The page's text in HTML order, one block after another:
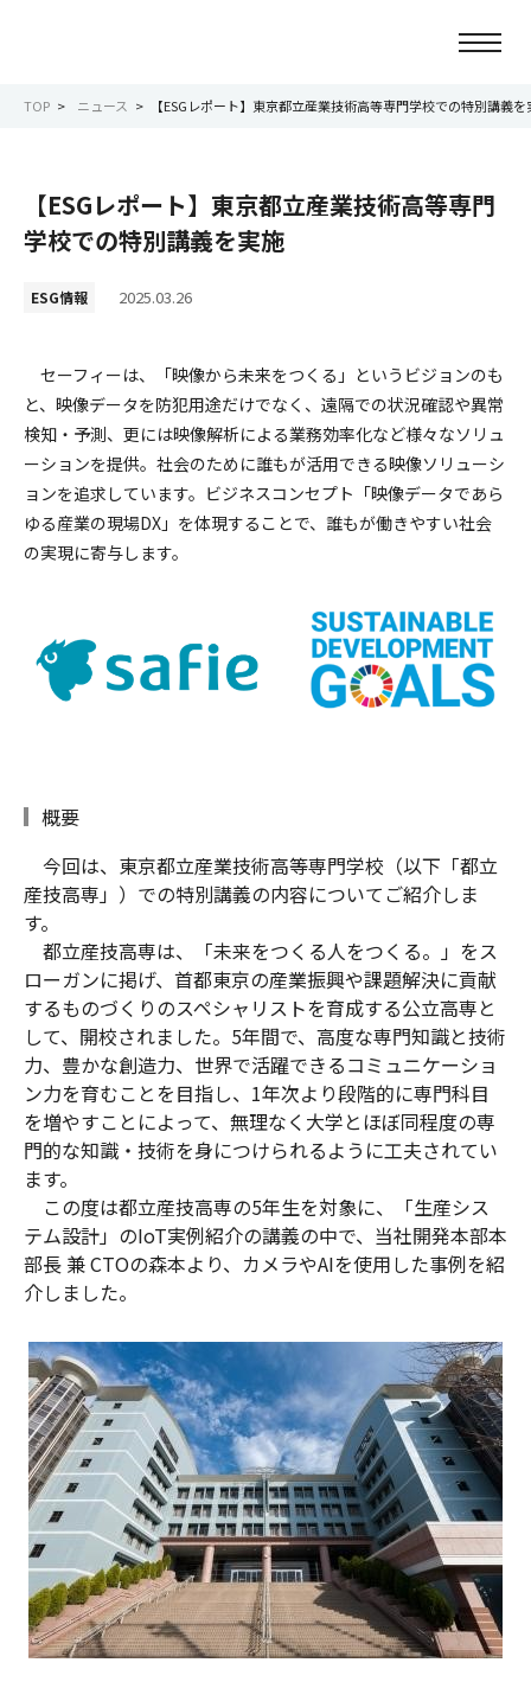
会社情報
サステナビリティ
IR情報
採用情報
TOP ニュース 【ESGレポート】東京都立産業技術高等専門学校での特別講義を
【ESGレポート】東京都立産業技術高等専門
学校での特別講義を実施
ESG情報 2025.03.26
セーフィーは、「映像から未来をつくる」というビジョンのも
と、映像データを防犯用途だけでなく、遠隔での状況確認や異常
検知・予測、更には映像解析による業務効率化など様々なソリュ
ーションを提供。社会のために誰もが活用できる映像ソリューシ
ョンを追求しています。ビジネスコンセプト「映像データであら
ゆる産業の現場DX」を体現することで、誰もが働きやすい社会
の実現に寄与します。
概要
今回は、東京都立産業技術高等専門学校（以下「都立
産技高専」）での特別講義の内容についてご紹介しま
す。
都立産技高専は、「未来をつくる人をつくる。」をス
ローガンに掲げ、首都東京の産業振興や課題解決に貢献
するものづくりのスペシャリストを育成する公立高専と
して、開校されました。5年間で、高度な専門知識と技術
力、豊かな創造力、世界で活躍できるコミュニケーショ
ン力を育むことを目指し、1年次より段階的に専門科目
を増やすことによって、無理なく大学とほぼ同程度の専
門的な知識・技術を身につけられるように工夫されてい
ます。
この度は都立産技高専の5年生を対象に、「生産シス
テム設計」のIoT実例紹介の講義の中で、当社開発本部本
部長 兼 CTOの森本より、カメラやAIを使用した事例を紹
介しました。